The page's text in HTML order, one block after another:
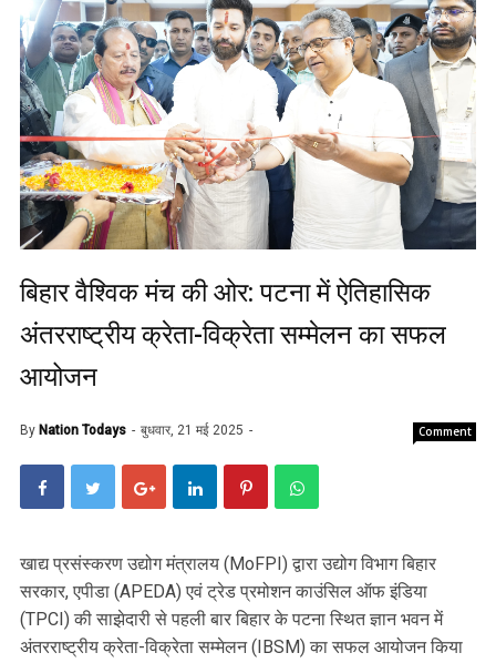
बिहार वैश्विक मंच की ओर: पटना में ऐतिहासिक
अंतरराष्ट्रीय क्रेता-विक्रेता सम्मेलन का सफल
आयोजन
By Nation Todays बुधवार, 21 मई 2025 Comment
खाद्य प्रसंस्करण उद्योग मंत्रालय (MoFPI) द्वारा उद्योग विभाग बिहार
सरकार, एपीडा (APEDA) एवं ट्रेड प्रमोशन काउंसिल ऑफ इंडिया
(TPCI) की साझेदारी से पहली बार बिहार के पटना स्थित ज्ञान भवन में
अंतरराष्ट्रीय क्रेता-विक्रेता सम्मेलन (IBSM) का सफल आयोजन किया